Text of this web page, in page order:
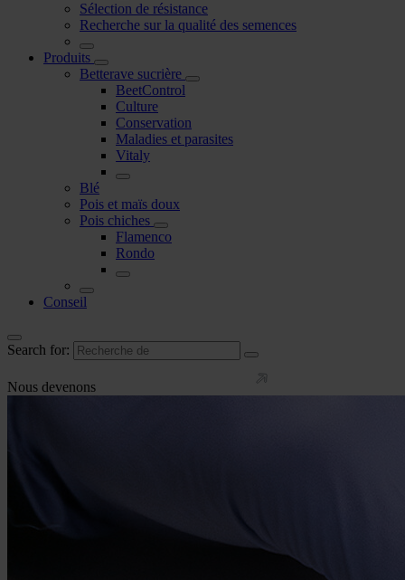
Sélection de résistance
Recherche sur la qualité des semences
Produits
Betterave sucrière
BeetControl
Culture
Conservation
Maladies et parasites
Vitaly
Blé
Pois et maïs doux
Pois chiches
Flamenco
Rondo
Conseil
Search for:
Nous devenons